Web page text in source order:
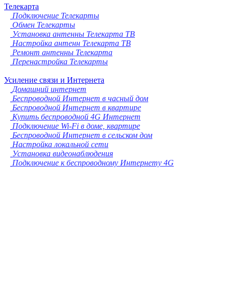
Телекарта
Подключение Телекарты
Обмен Телекарты
Установка антенны Телекарта ТВ
Настройка антенн Телекарта ТВ
Ремонт антенны Телекарта
Перенастройка Телекарты
Усиление связи и Интернета
Домашний интернет
Беспроводной Интернет в часный дом
Беспроводной Интернет в квартире
Купить беспроводной 4G Интернет
Подключение Wi-Fi в доме, квартире
Беспроводной Интернет в сельском дом
Настройка локальной сети
Установка видеонаблюдения
Подключение к беспроводному Интернету 4G